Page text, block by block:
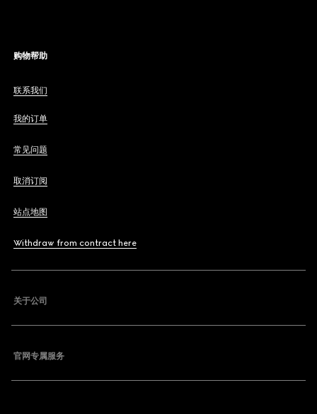
购物帮助
联系我们
我的订单
常见问题
取消订阅
站点地图
Withdraw from contract here
关于公司
官网专属服务